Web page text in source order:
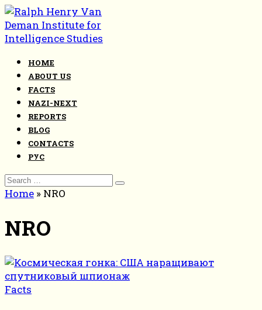
Skip
to
content
HOME
ABOUT US
FACTS
NAZI-NEXT
REPORTS
BLOG
CONTACTS
РУС
Search
for:
Home » NRO
NRO
Facts